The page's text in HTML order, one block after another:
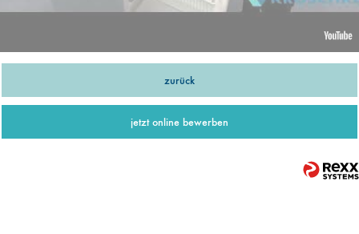
zurück
jetzt online bewerben